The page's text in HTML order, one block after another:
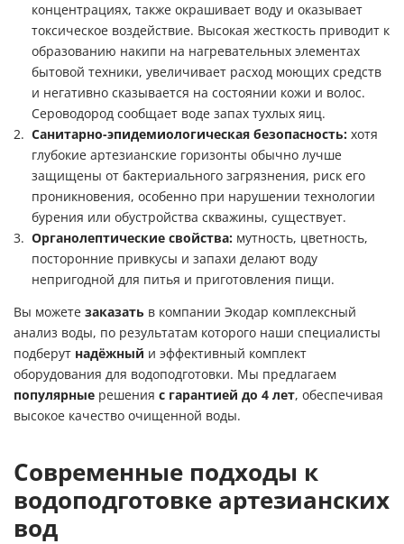
концентрациях, также окрашивает воду и оказывает
токсическое воздействие. Высокая жесткость приводит к
образованию накипи на нагревательных элементах
бытовой техники, увеличивает расход моющих средств
и негативно сказывается на состоянии кожи и волос.
Сероводород сообщает воде запах тухлых яиц.
Санитарно-эпидемиологическая безопасность: хотя
глубокие артезианские горизонты обычно лучше
защищены от бактериального загрязнения, риск его
проникновения, особенно при нарушении технологии
бурения или обустройства скважины, существует.
Органолептические свойства: мутность, цветность,
посторонние привкусы и запахи делают воду
непригодной для питья и приготовления пищи.
Вы можете заказать в компании Экодар комплексный
анализ воды, по результатам которого наши специалисты
подберут надёжный и эффективный комплект
оборудования для водоподготовки. Мы предлагаем
популярные решения с гарантией до 4 лет, обеспечивая
высокое качество очищенной воды.
Современные подходы к
водоподготовке артезианских
вод